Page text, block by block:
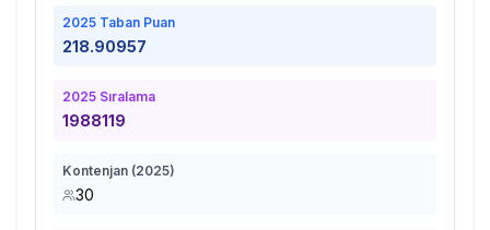
2025 Taban Puan
218.90957
2025 Sıralama
1988119
Kontenjan (2025)
30